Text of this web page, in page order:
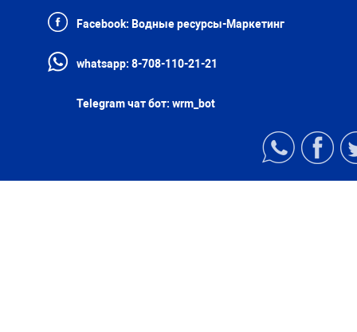
Facebook: Водные ресурсы-Маркетинг
whatsapp: 8-708-110-21-21
Telegram чат бот: wrm_bot